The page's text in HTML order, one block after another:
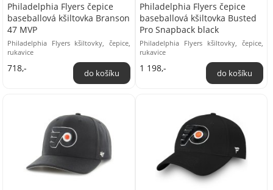
Philadelphia Flyers čepice
baseballová kšiltovka Branson
47 MVP
Philadelphia Flyers kšiltovky, čepice,
rukavice
718,-
Philadelphia Flyers čepice
baseballová kšiltovka Busted
Pro Snapback black
Philadelphia Flyers kšiltovky, čepice,
rukavice
1 198,-